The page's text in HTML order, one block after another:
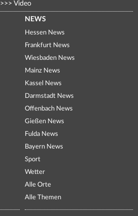
>>> Video
NEWS
Hessen News
Frankfurt News
Wiesbaden News
Mainz News
Kassel News
Darmstadt News
Offenbach News
Gießen News
Fulda News
Bayern News
Sport
Wetter
Alle Orte
Alle Themen